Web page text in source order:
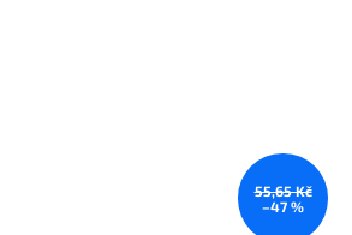
55,65 Kč
–47 %